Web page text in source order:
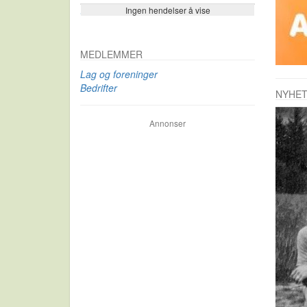
Ingen hendelser å vise
Se flere…
MEDLEMMER
Lag og foreninger
Bedrifter
Annonser